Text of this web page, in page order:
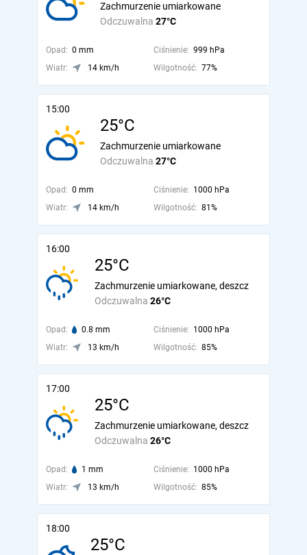
Odczuwalna 27°C
Zachmurzenie umiarkowane
Opad: 0 mm Ciśnienie: 999 hPa
Wiatr:
14 km/h Wilgotność: 77%
15:00
25°C
Odczuwalna 27°C
Zachmurzenie umiarkowane
Opad: 0 mm Ciśnienie: 1000 hPa
Wiatr:
14 km/h Wilgotność: 81%
16:00
25°C
Odczuwalna 26°C
Zachmurzenie umiarkowane, deszcz
Opad: 0.8 mm Ciśnienie: 1000 hPa
Wiatr:
13 km/h Wilgotność: 85%
17:00
25°C
Odczuwalna 26°C
Zachmurzenie umiarkowane, deszcz
Opad: 1 mm Ciśnienie: 1000 hPa
Wiatr:
13 km/h Wilgotność: 85%
18:00
25°C